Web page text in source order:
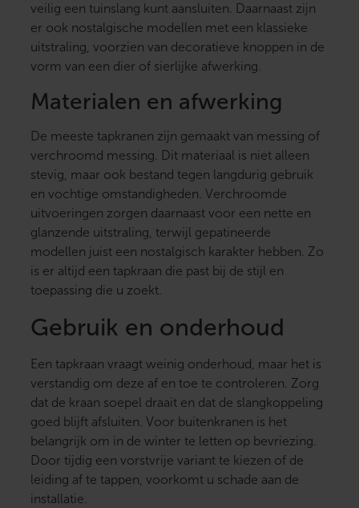
veilig een tuinslang kunt aansluiten. Daarnaast zijn
er ook nostalgische modellen met een klassieke
uitstraling, voorzien van decoratieve knoppen in de
vorm van een dier of sierlijke afwerking.
Materialen en afwerking
De meeste tapkranen zijn gemaakt van messing of
verchroomd messing. Dit materiaal is niet alleen
stevig, maar ook bestand tegen langdurig gebruik
en vochtige omstandigheden. Verchroomde
uitvoeringen zorgen daarnaast voor een nette en
glanzende uitstraling, terwijl gepatineerde
modellen juist een nostalgisch karakter hebben. Zo
is er altijd een tapkraan die past bij de stijl en
toepassing die u zoekt.
Gebruik en onderhoud
Een tapkraan vraagt weinig onderhoud, maar het is
verstandig om deze af en toe te controleren. Zorg
dat de kraan soepel draait en dat de slangkoppeling
goed blijft afsluiten. Voor buitenkranen is het
belangrijk om in de winter te letten op bevriezing.
Door tijdig een vorstvrije variant te kiezen of de
leiding af te tappen, voorkomt u schade aan de
installatie.